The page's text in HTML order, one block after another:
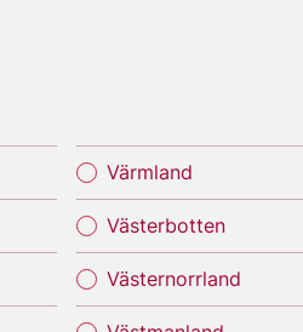
Värmland
Västerbotten
Västernorrland